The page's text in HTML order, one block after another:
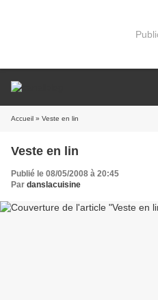
Accueil » Veste en lin
Veste en lin
Publié le 08/05/2008 à 20:45
Par danslacuisine